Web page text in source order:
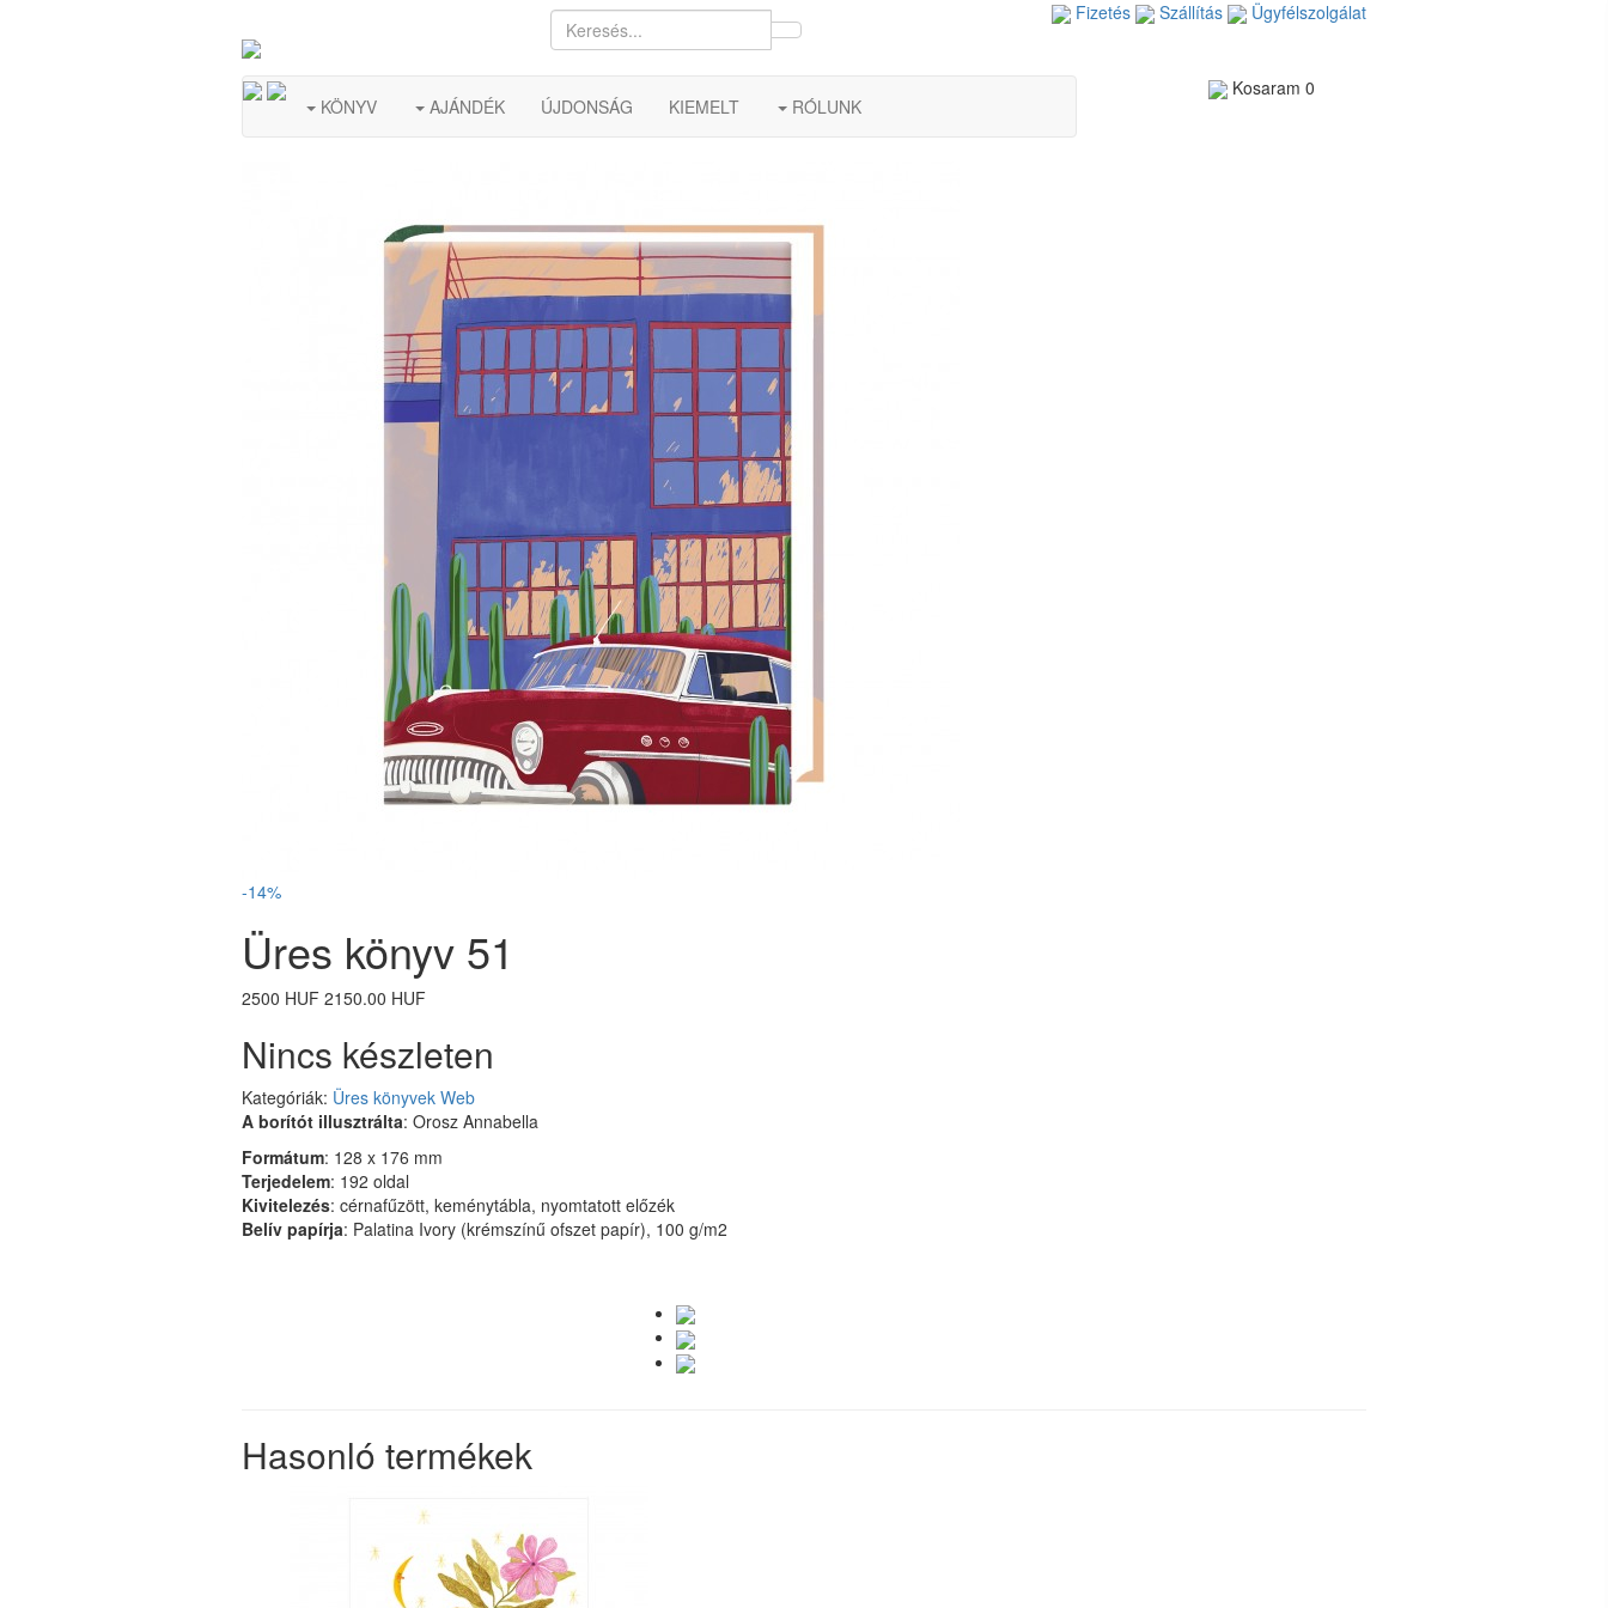
Fizetés Szállítás Ügyfélszolgálat
KÖNYV AJÁNDÉK ÚJDONSÁG KIEMELT RÓLUNK
Kosaram0
-14%
Üres könyv 51
2500 HUF 2150.00 HUF
Nincs készleten
Kategóriák: Üres könyvek Web
A borítót illusztrálta: Orosz Annabella
Formátum: 128 x 176 mm
Terjedelem: 192 oldal
Kivitelezés: cérnafűzött, keménytábla, nyomtatott előzék
Belív papírja: Palatina Ivory (krémszínű ofszet papír), 100 g/m2
Hasonló termékek